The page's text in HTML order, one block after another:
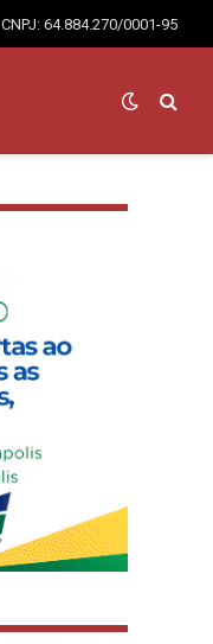
CNPJ: 64.884.270/0001-95